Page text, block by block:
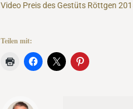
Video Preis des Gestüts Röttgen
Teilen mit: